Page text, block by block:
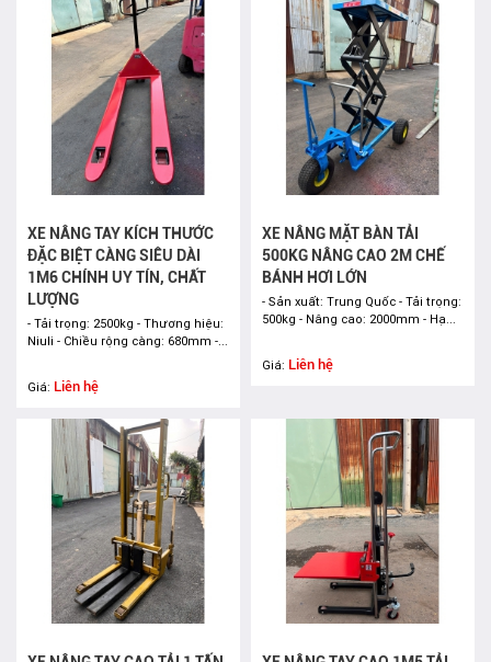
XE NÂNG TAY KÍCH THƯỚC
ĐẶC BIỆT CÀNG SIÊU DÀI
1M6 CHÍNH UY TÍN, CHẤT
LƯỢNG
- Tải trọng: 2500kg - Thương hiệu:
Niuli - Chiều rộng càng: 680mm -...
Giá: Liên hệ
XE NÂNG MẶT BÀN TẢI
500KG NÂNG CAO 2M CHẾ
BÁNH HƠI LỚN
- Sản xuất: Trung Quốc - Tải trọng:
500kg - Nâng cao: 2000mm - Hạ...
Giá: Liên hệ